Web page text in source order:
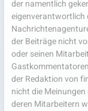
der namentlich
der Beiträge nicht
oder seinen
der Redaktion von
nicht die
deren Mitarbeitern